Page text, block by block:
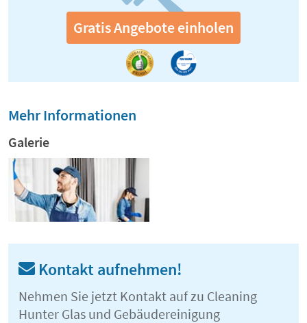
Gratis Angebote einholen
Mehr Informationen
Galerie
Kontakt aufnehmen!
Nehmen Sie jetzt Kontakt auf zu Cleaning
Hunter Glas und Gebäudereinigung